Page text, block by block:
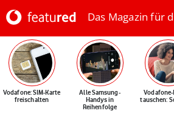
Das Magazin für
Vodafone: SIM-Karte
freischalten
Alle Samsung-
Handys in
Reihenfolge
tauschen: